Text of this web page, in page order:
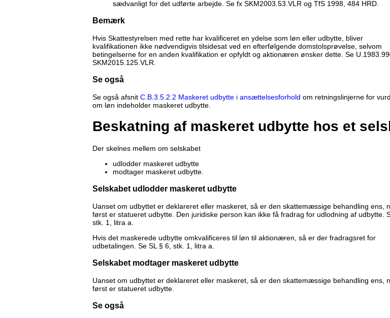
sædvanligt for det udførte arbejde. Se fx SKM2003.53.VLR og TfS 1998, 484 HRD.
Bemærk
Hvis Skattestyrelsen med rette har kvalificeret en ydelse som løn eller udbytte, bliver
kvalifikationen ikke nødvendigvis tilsidesat ved en efterfølgende domstolsprøvelse, selvom
betingelserne for en anden kvalifikation er opfyldt og aktionæren ønsker dette. Se
SKM2015.125.VLR.
Se også
Se også afsnit C.B.3.5.2.2 Maskeret udbytte i ansættelsesforhold om retningslinjerne for
om løn indeholder maskeret udbytte.
Beskatning af maskeret udbytte hos et
Der skelnes mellem om selskabet
udlodder maskeret udbytte
modtager maskeret udbytte.
Selskabet udlodder maskeret udbytte
Uanset om udbyttet er deklareret eller maskeret, så er den skattemæssige behandling ens,
først er statueret udbytte. Den juridiske person kan ikke få fradrag for udlodning af udbytte.
stk. 1, litra a.
Hvis det maskerede udbytte omkvalificeres til løn til aktionæren, så er der fradragsret for
udbetalingen. Se SL § 6, stk. 1, litra a.
Selskabet modtager maskeret udbytte
Uanset om udbyttet er deklareret eller maskeret, så er den skattemæssige behandling ens,
først er statueret udbytte.
Se også